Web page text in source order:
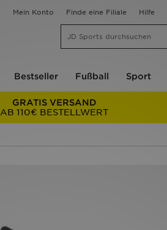
Mein Konto Finde eine Filiale Hilfe
Bestseller Fußball Sport
GRATIS VERSAND
AB 110€ BESTELLWERT